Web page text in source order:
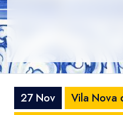
27 Nov
Vila Nova